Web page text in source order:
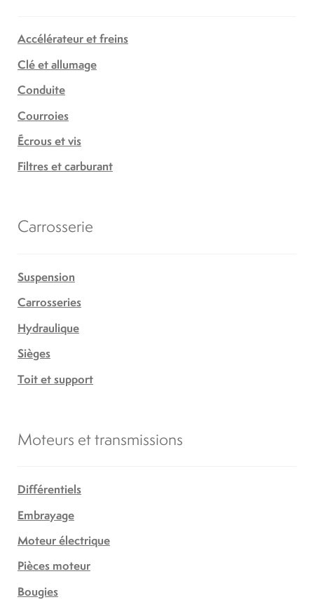
Accélérateur et freins
Clé et allumage
Conduite
Courroies
Écrous et vis
Filtres et carburant
Carrosserie
Suspension
Carrosseries
Hydraulique
Sièges
Toit et support
Moteurs et transmissions
Différentiels
Embrayage
Moteur électrique
Pièces moteur
Bougies